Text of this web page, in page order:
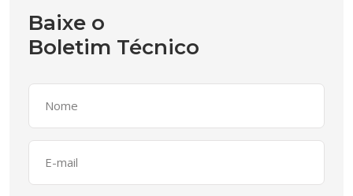
Baixe o
Boletim Técnico